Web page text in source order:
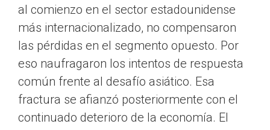
al comienzo en el sector estadounidense
más internacionalizado, no compensaron
las pérdidas en el segmento opuesto. Por
eso naufragaron los intentos de respuesta
común frente al desafío asiático. Esa
fractura se afianzó posteriormente con el
continuado deterioro de la economía. El